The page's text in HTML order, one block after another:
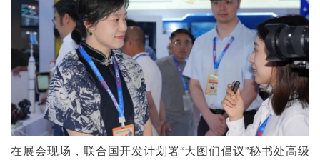
在展会现场，联合国开发计划署“大图们倡议”秘书处高级